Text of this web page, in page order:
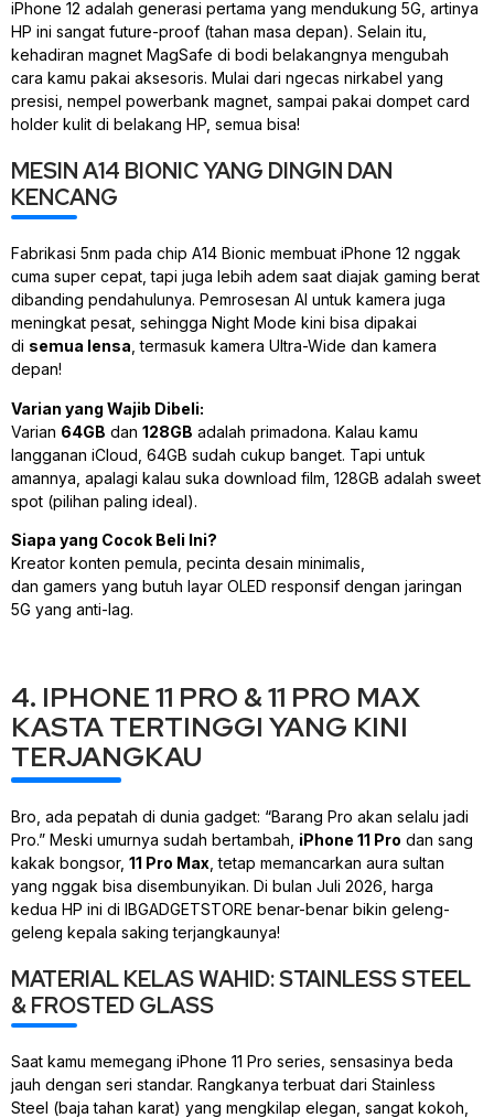
iPhone 12 adalah generasi pertama yang mendukung 5G, artinya
HP ini sangat future-proof (tahan masa depan). Selain itu,
kehadiran magnet MagSafe di bodi belakangnya mengubah
cara kamu pakai aksesoris. Mulai dari ngecas nirkabel yang
presisi, nempel powerbank magnet, sampai pakai dompet card
holder kulit di belakang HP, semua bisa!
MESIN A14 BIONIC YANG DINGIN DAN
KENCANG
Fabrikasi 5nm pada chip A14 Bionic membuat iPhone 12 nggak
cuma super cepat, tapi juga lebih adem saat diajak gaming berat
dibanding pendahulunya. Pemrosesan AI untuk kamera juga
meningkat pesat, sehingga Night Mode kini bisa dipakai
di semua lensa, termasuk kamera Ultra-Wide dan kamera
depan!
Varian yang Wajib Dibeli:
Varian 64GB dan 128GB adalah primadona. Kalau kamu
langganan iCloud, 64GB sudah cukup banget. Tapi untuk
amannya, apalagi kalau suka download film, 128GB adalah sweet
spot (pilihan paling ideal).
Siapa yang Cocok Beli Ini?
Kreator konten pemula, pecinta desain minimalis,
dan gamers yang butuh layar OLED responsif dengan jaringan
5G yang anti-lag.
4. IPHONE 11 PRO & 11 PRO MAX
KASTA TERTINGGI YANG KINI
TERJANGKAU
Bro, ada pepatah di dunia gadget: “Barang Pro akan selalu jadi
Pro.” Meski umurnya sudah bertambah, iPhone 11 Pro dan sang
kakak bongsor, 11 Pro Max , tetap memancarkan aura sultan
yang nggak bisa disembunyikan. Di bulan Juli 2026, harga
kedua HP ini di IBGADGETSTORE benar-benar bikin geleng-
geleng kepala saking terjangkaunya!
MATERIAL KELAS WAHID: STAINLESS STEEL
& FROSTED GLASS
Saat kamu memegang iPhone 11 Pro series, sensasinya beda
jauh dengan seri standar. Rangkanya terbuat dari Stainless
Steel (baja tahan karat) yang mengkilap elegan, sangat kokoh,